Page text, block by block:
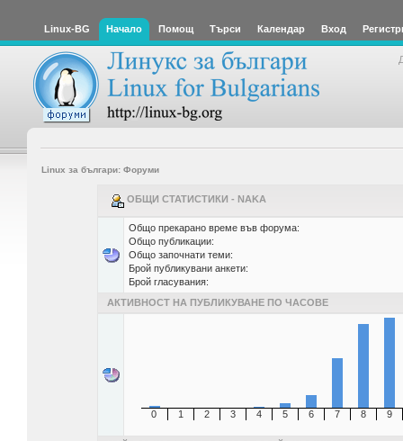
Linux-BG Начало Помощ Търси Календар Вход
Linux за българи: Форуми
ОБЩИ СТАТИСТИКИ - NAKA
Общо прекарано време във форума:
Общо публикации:
Общо започнати теми:
Брой публикувани анкети:
Брой гласувания:
АКТИВНОСТ НА ПУБЛИКУВАНЕ ПО ЧАСОВЕ
0 1 2 3 4 5 6 7 8 9